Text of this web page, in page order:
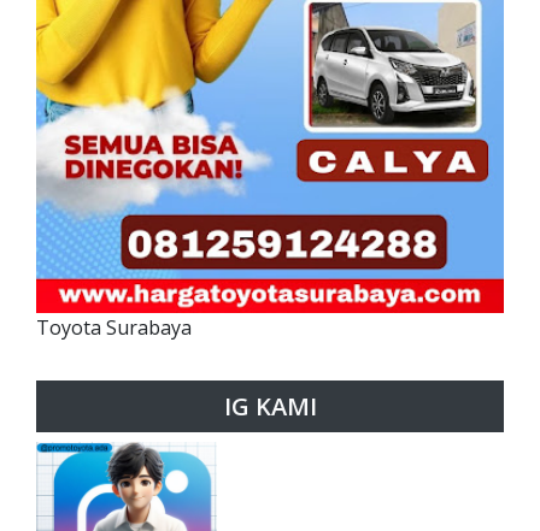
Toyota Surabaya
IG KAMI